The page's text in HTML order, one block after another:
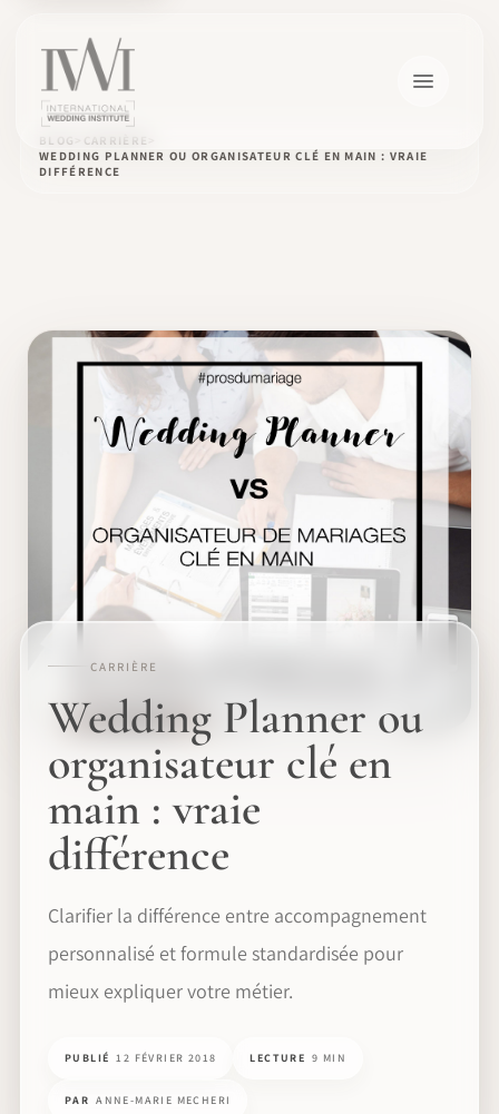
BLOG
CARRIÈRE
WEDDING PLANNER OU ORGANISATEUR CLÉ EN MAIN : VRAIE
DIFFÉRENCE
CARRIÈRE
Wedding Planner ou
organisateur clé en
main : vraie
différence
Clarifier la différence entre accompagnement
personnalisé et formule standardisée pour
mieux expliquer votre métier.
PUBLIÉ 12 FÉVRIER 2018 LECTURE 9 MIN
PAR ANNE-MARIE MECHERI